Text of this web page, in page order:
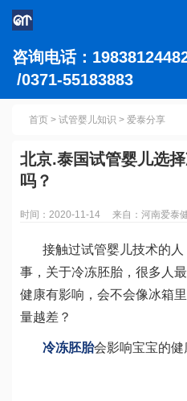
咨询电话：
/0371-55183883
首页 > 试管婴儿知识 > 爱泰分享
北京.泰国试管婴儿选
吗？
时间：2020-11-14 来自：河南爱泰
接触过试管婴儿技术的
事，关于冷冻胚胎，很多人
健康有影响，会不会像冰箱
量越差？
冷冻胚胎会影响宝宝的健